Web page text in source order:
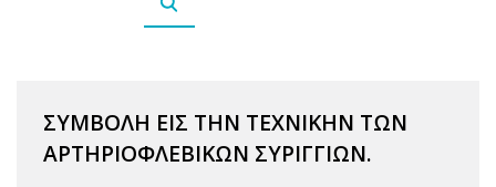
ΣΥΜΒΟΛΗ ΕΙΣ ΤΗΝ ΤΕΧΝΙΚΗΝ ΤΩΝ
ΑΡΤΗΡΙΟΦΛΕΒΙΚΩΝ ΣΥΡΙΓΓΙΩΝ.